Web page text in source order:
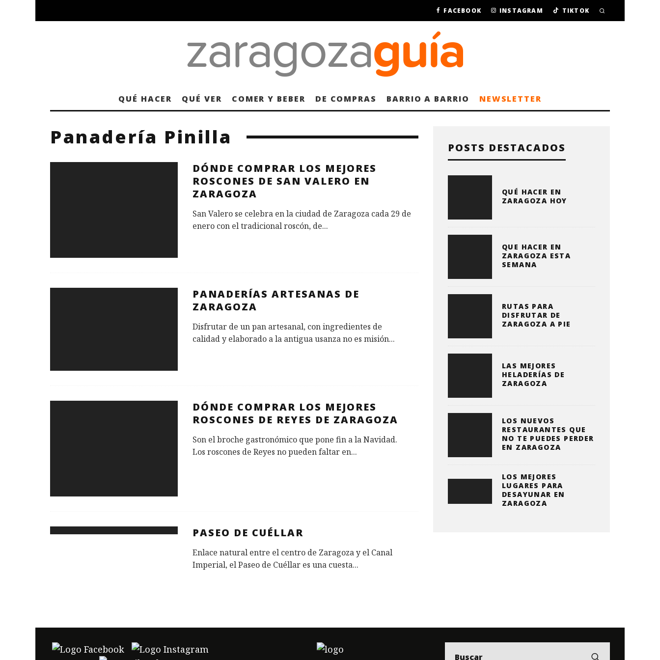
FACEBOOK INSTAGRAM TIKTOK
QUÉ HACER QUÉ VER COMER Y BEBER DE COMPRAS BARRIO A BARRIO NEWSLETTER
Panadería Pinilla
DÓNDE COMPRAR LOS MEJORES
ROSCONES DE SAN VALERO EN
ZARAGOZA
San Valero se celebra en la ciudad de Zaragoza cada 29 de
enero con el tradicional roscón, de...
PANADERÍAS ARTESANAS DE
ZARAGOZA
Disfrutar de un pan artesanal, con ingredientes de
calidad y elaborado a la antigua usanza no es misión...
DÓNDE COMPRAR LOS MEJORES
ROSCONES DE REYES DE ZARAGOZA
Son el broche gastronómico que pone fin a la Navidad.
Los roscones de Reyes no pueden faltar en...
PASEO DE CUÉLLAR
Enlace natural entre el centro de Zaragoza y el Canal
Imperial, el Paseo de Cuéllar es una cuesta...
POSTS DESTACADOS
QUÉ HACER EN
ZARAGOZA HOY
QUE HACER EN
ZARAGOZA ESTA
SEMANA
RUTAS PARA
DISFRUTAR DE
ZARAGOZA A PIE
LAS MEJORES
HELADERÍAS DE
ZARAGOZA
LOS NUEVOS
RESTAURANTES QUE
NO TE PUEDES PERDER
EN ZARAGOZA
LOS MEJORES
LUGARES PARA
DESAYUNAR EN
ZARAGOZA